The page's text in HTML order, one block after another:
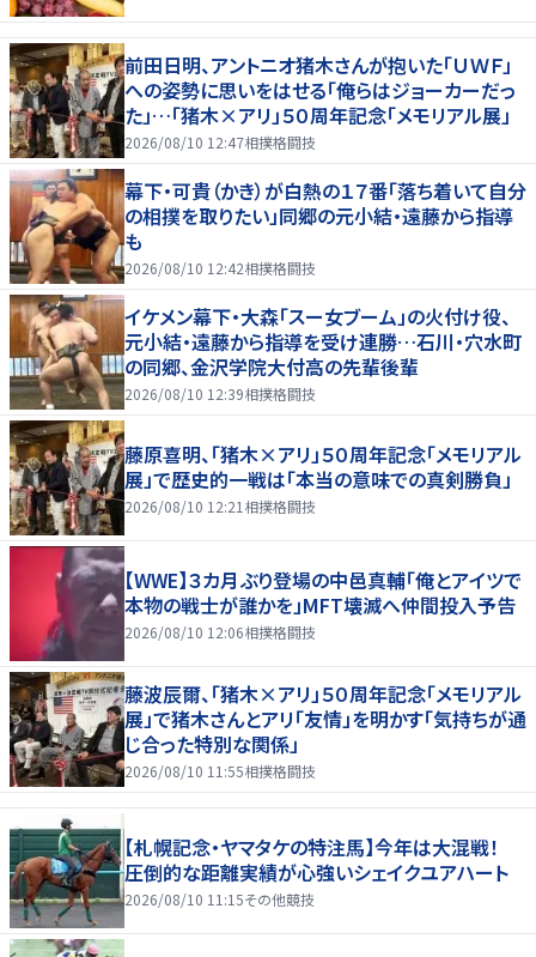
前田日明、アントニオ猪木さんが抱いた「ＵＷＦ」
への姿勢に思いをはせる「俺らはジョーカーだっ
た」…「猪木×アリ」５０周年記念「メモリアル展」
2026/08/10 12:47相撲格闘技
幕下・可貴（かき）が白熱の１７番「落ち着いて自分
の相撲を取りたい」同郷の元小結・遠藤から指導
も
2026/08/10 12:42相撲格闘技
イケメン幕下・大森「スー女ブーム」の火付け役、
元小結・遠藤から指導を受け連勝…石川・穴水町
の同郷、金沢学院大付高の先輩後輩
2026/08/10 12:39相撲格闘技
藤原喜明、「猪木×アリ」５０周年記念「メモリアル
展」で歴史的一戦は「本当の意味での真剣勝負」
2026/08/10 12:21 相撲格闘技
【WWE】３カ月ぶり登場の中邑真輔「俺とアイツで
本物の戦士が誰かを」MFT壊滅へ仲間投入予告
2026/08/10 12:06相撲格闘技
藤波辰爾、「猪木×アリ」５０周年記念「メモリアル
展」で猪木さんとアリ「友情」を明かす「気持ちが通
じ合った特別な関係」
2026/08/10 11:55相撲格闘技
【札幌記念・ヤマタケの特注馬】今年は大混戦！
圧倒的な距離実績が心強いシェイクユアハート
2026/08/10 11:15その他競技